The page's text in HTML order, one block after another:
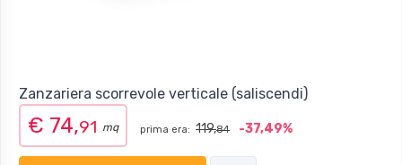
Zanzariera scorrevole verticale (saliscendi)
€ 74,91 mq prima era: 119,84 -37,49%